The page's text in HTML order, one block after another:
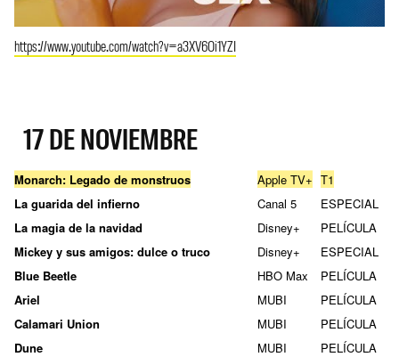
https://www.youtube.com/watch?v=a3XV6Oi1YZI
17 DE NOVIEMBRE
Monarch: Legado de monstruos Apple TV+ T1
La guarida del infierno
Canal 5
ESPECIAL
La magia de la navidad
Disney+
PELÍCULA
Mickey y sus amigos: dulce o truco
Disney+
ESPECIAL
Blue Beetle
HBO Max
PELÍCULA
Ariel
MUBI
PELÍCULA
Calamari Union
MUBI
PELÍCULA
Dune
MUBI
PELÍCULA